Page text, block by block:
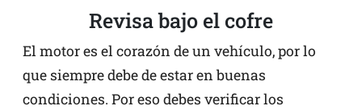
Revisa bajo el cofre
El motor es el corazón de un vehículo, por lo
que siempre debe de estar en buenas
condiciones. Por eso debes verificar los